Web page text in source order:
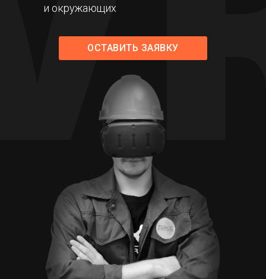
и окружающих
ОСТАВИТЬ ЗАЯВКУ